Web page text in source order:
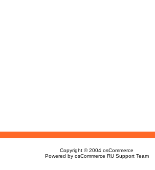
Copyright © 2004 osCommerce
Powered by osCommerce RU Support Team